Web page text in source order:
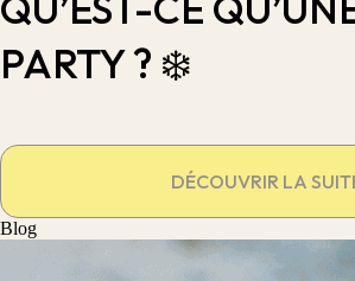
PARTY ? ❄️
DÉCOUVRIR LA
Blog